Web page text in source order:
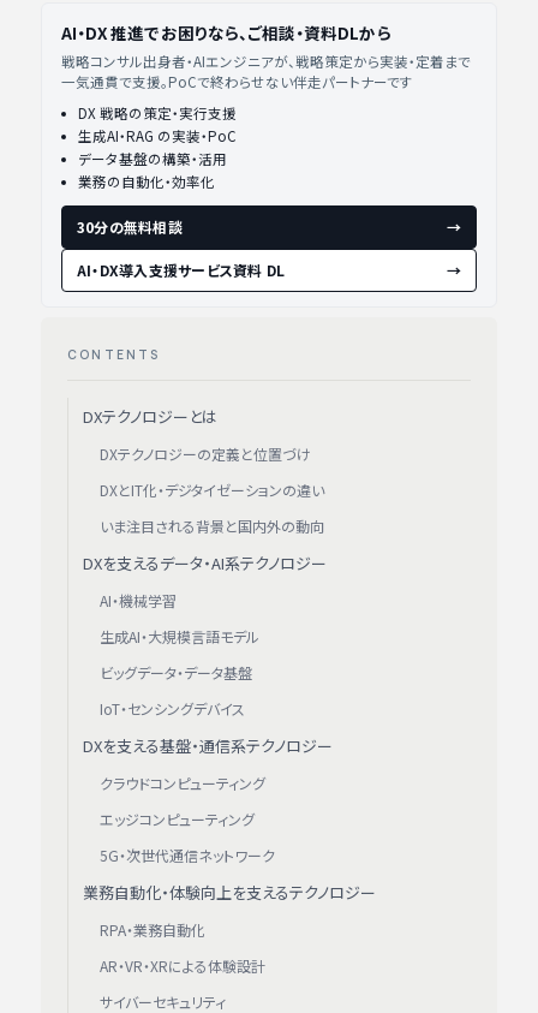
AI・DX 推進でお困りなら、ご相談・資料DLから
戦略コンサル出身者・AIエンジニアが、戦略策定から実装・定着まで
一気通貫で支援。PoCで終わらせない伴走パートナーです
DX 戦略の策定・実行支援
生成AI・RAG の実装・PoC
データ基盤の構築・活用
業務の自動化・効率化
30分の無料相談 →
AI・DX導入支援サービス資料 DL →
CONTENTS
DXテクノロジーとは
DXテクノロジーの定義と位置づけ
DXとIT化・デジタイゼーションの違い
いま注目される背景と国内外の動向
DXを支えるデータ・AI系テクノロジー
AI・機械学習
生成AI・大規模言語モデル
ビッグデータ・データ基盤
IoT・センシングデバイス
DXを支える基盤・通信系テクノロジー
クラウドコンピューティング
エッジコンピューティング
5G・次世代通信ネットワーク
業務自動化・体験向上を支えるテクノロジー
RPA・業務自動化
AR・VR・XRによる体験設計
サイバーセキュリティ